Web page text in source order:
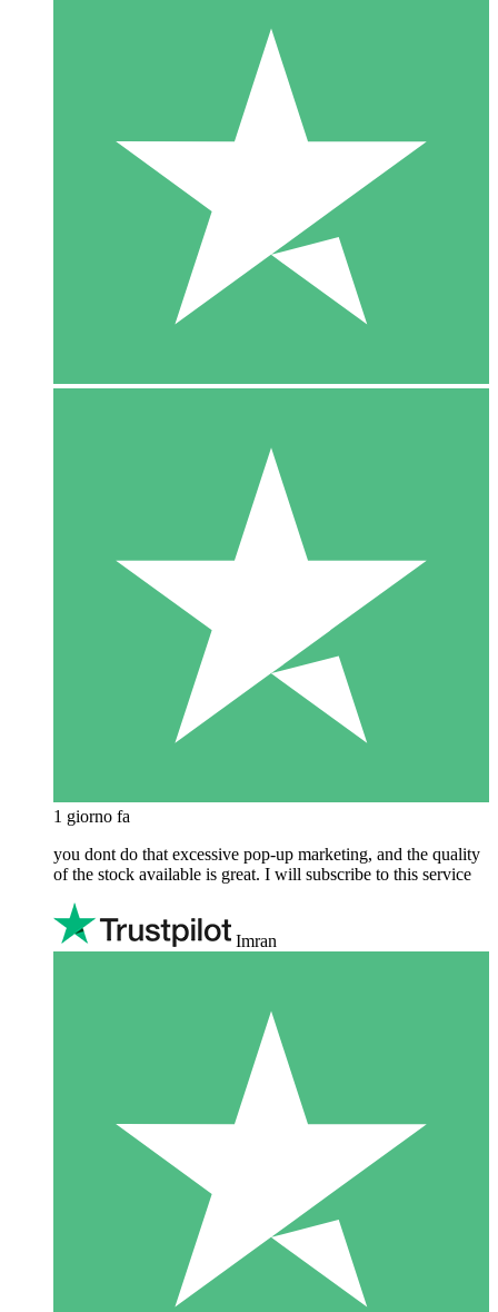
1 giorno fa
you dont do that excessive pop-up marketing, and the quality
of the stock available is great. I will subscribe to this service
Imran